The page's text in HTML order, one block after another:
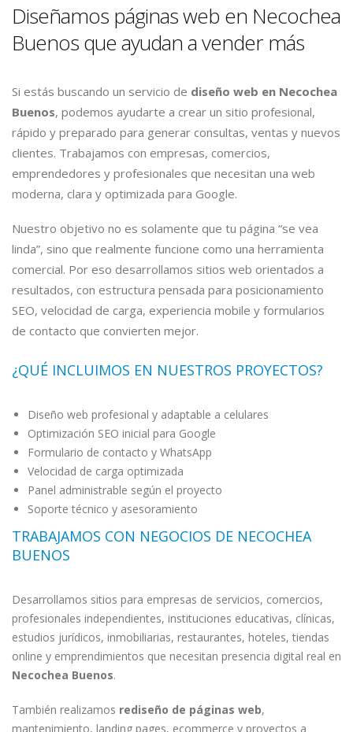
Diseñamos páginas web en Necochea
Buenos que ayudan a vender más
Si estás buscando un servicio de diseño web en Necochea
Buenos, podemos ayudarte a crear un sitio profesional,
rápido y preparado para generar consultas, ventas y nuevos
clientes. Trabajamos con empresas, comercios,
emprendedores y profesionales que necesitan una web
moderna, clara y optimizada para Google.
Nuestro objetivo no es solamente que tu página “se vea
linda”, sino que realmente funcione como una herramienta
comercial. Por eso desarrollamos sitios web orientados a
resultados, con estructura pensada para posicionamiento
SEO, velocidad de carga, experiencia mobile y formularios
de contacto que convierten mejor.
¿QUÉ INCLUIMOS EN NUESTROS PROYECTOS?
Diseño web profesional y adaptable a celulares
Optimización SEO inicial para Google
Formulario de contacto y WhatsApp
Velocidad de carga optimizada
Panel administrable según el proyecto
Soporte técnico y asesoramiento
TRABAJAMOS CON NEGOCIOS DE NECOCHEA
BUENOS
Desarrollamos sitios para empresas de servicios, comercios,
profesionales independientes, instituciones educativas, clínicas,
estudios jurídicos, inmobiliarias, restaurantes, hoteles, tiendas
online y emprendimientos que necesitan presencia digital real en
Necochea Buenos.
También realizamos rediseño de páginas web,
mantenimiento, landing pages, ecommerce y proyectos a